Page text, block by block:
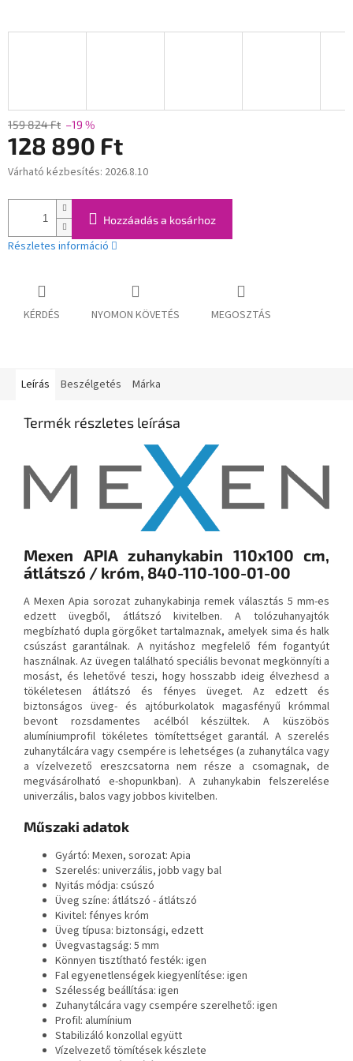
159 824 Ft –19 %
128 890 Ft
Egységár:
Várható kézbesítés: 2026.8.10
Hozzáadás a kosárhoz
Részletes információ
KÉRDÉS NYOMON KÖVETÉS MEGOSZTÁS
Leírás Beszélgetés Márka
Termék részletes leírása
Mexen APIA zuhanykabin 110x100 cm,
átlátszó / króm, 840-110-100-01-00
A Mexen Apia sorozat zuhanykabinja remek választás 5 mm-es
edzett üvegből, átlátszó kivitelben. A tolózuhanyajtók
megbízható dupla görgőket tartalmaznak, amelyek sima és halk
csúszást garantálnak. A nyitáshoz megfelelő fém fogantyút
használnak. Az üvegen található speciális bevonat megkönnyíti a
mosást, és lehetővé teszi, hogy hosszabb ideig élvezhesd a
tökéletesen átlátszó és fényes üveget. Az edzett és
biztonságos üveg- és ajtóburkolatok magasfényű krómmal
bevont rozsdamentes acélból készültek. A küszöbös
alumíniumprofil tökéletes tömítettséget garantál. A szerelés
zuhanytálcára vagy csempére is lehetséges (a zuhanytálca vagy
a vízelvezető ereszcsatorna nem része a csomagnak, de
megvásárolható e-shopunkban). A zuhanykabin felszerelése
univerzális, balos vagy jobbos kivitelben.
Műszaki adatok
Gyártó: Mexen, sorozat: Apia
Szerelés: univerzális, jobb vagy bal
Nyitás módja: csúszó
Üveg színe: átlátszó - átlátszó
Kivitel: fényes króm
Üveg típusa: biztonsági, edzett
Üvegvastagság: 5 mm
Könnyen tisztítható festék: igen
Fal egyenetlenségek kiegyenlítése: igen
Szélesség beállítása: igen
Zuhanytálcára vagy csempére szerelhető: igen
Profil: alumínium
Stabilizáló konzollal együtt
Vízelvezető tömítések készlete